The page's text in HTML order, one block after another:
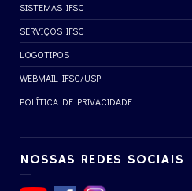
SISTEMAS IFSC
SERVIÇOS IFSC
LOGOTIPOS
WEBMAIL IFSC/USP
POLÍTICA DE PRIVACIDADE
NOSSAS REDES SOCIAIS